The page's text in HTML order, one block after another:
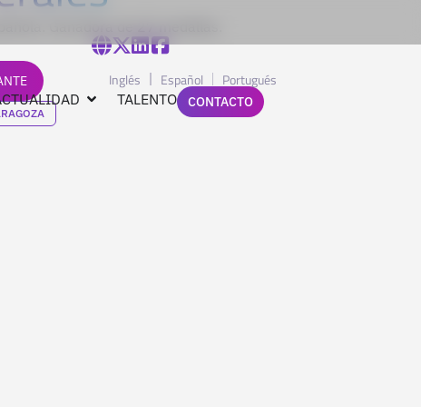
TALENTO
Inglés Español Portugués
CONTACTO
Ganadora de 27 medallas.